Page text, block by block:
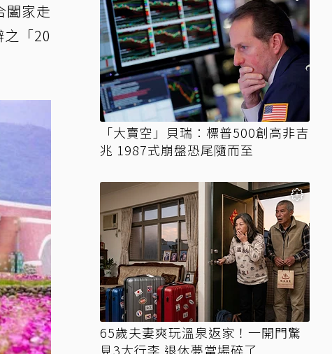
闔家走
「20
「大賣空」貝瑞：標普500創高非吉
兆 1987式崩盤恐尾隨而至
65歲夫妻爽玩溫泉返家！一開門驚
見3大行李 退休夢當場碎了